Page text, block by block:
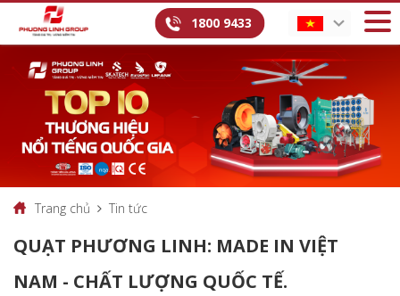
1800 9433
Trang chủ Tin tức
QUẠT PHƯƠNG LINH: MADE IN VIỆT
NAM - CHẤT LƯỢNG QUỐC TẾ.